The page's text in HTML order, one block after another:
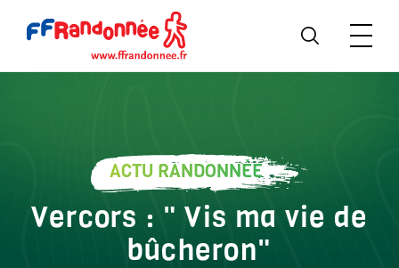
ACTU RANDONNÉE
Vercors : " Vis ma vie de
bûcheron"